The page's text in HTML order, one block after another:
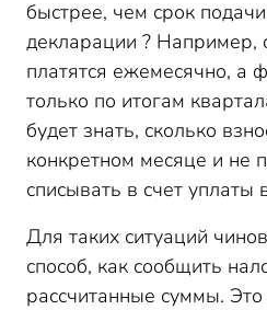
быстрее, чем срок
декларации ? Например,
платятся ежемесячно, а
только по итогам
будет знать, сколько
конкретном месяце и не
списывать в счет уплаты
Для таких ситуаций
способ, как сообщить
рассчитанные суммы.